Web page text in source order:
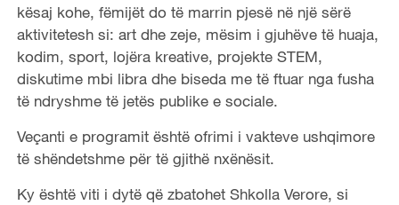
kësaj kohe, fëmijët do të marrin pjesë në një sërë
aktivitetesh si: art dhe zeje, mësim i gjuhëve të huaja,
kodim, sport, lojëra kreative, projekte STEM,
diskutime mbi libra dhe biseda me të ftuar nga fusha
të ndryshme të jetës publike e sociale.
Veçanti e programit është ofrimi i vakteve ushqimore
të shëndetshme për të gjithë nxënësit.
Ky është viti i dytë që zbatohet Shkolla Verore, si